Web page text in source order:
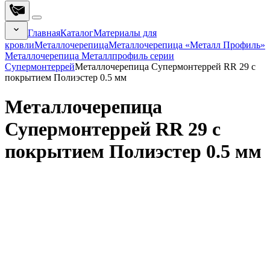
ГлавнаяКаталогМатериалы для
кровлиМеталлочерепицаМеталлочерепица «Металл Профиль»
Металлочерепица Металлпрофиль серии
СупермонтеррейМеталлочерепица Супермонтеррей RR 29 с
покрытием Полиэстер 0.5 мм
Металлочерепица
Супермонтеррей RR 29 с
покрытием Полиэстер 0.5 мм